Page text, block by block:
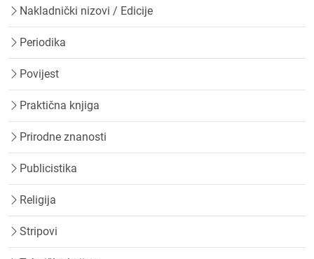
Nakladnički nizovi / Edicije
Periodika
Povijest
Praktična knjiga
Prirodne znanosti
Publicistika
Religija
Stripovi